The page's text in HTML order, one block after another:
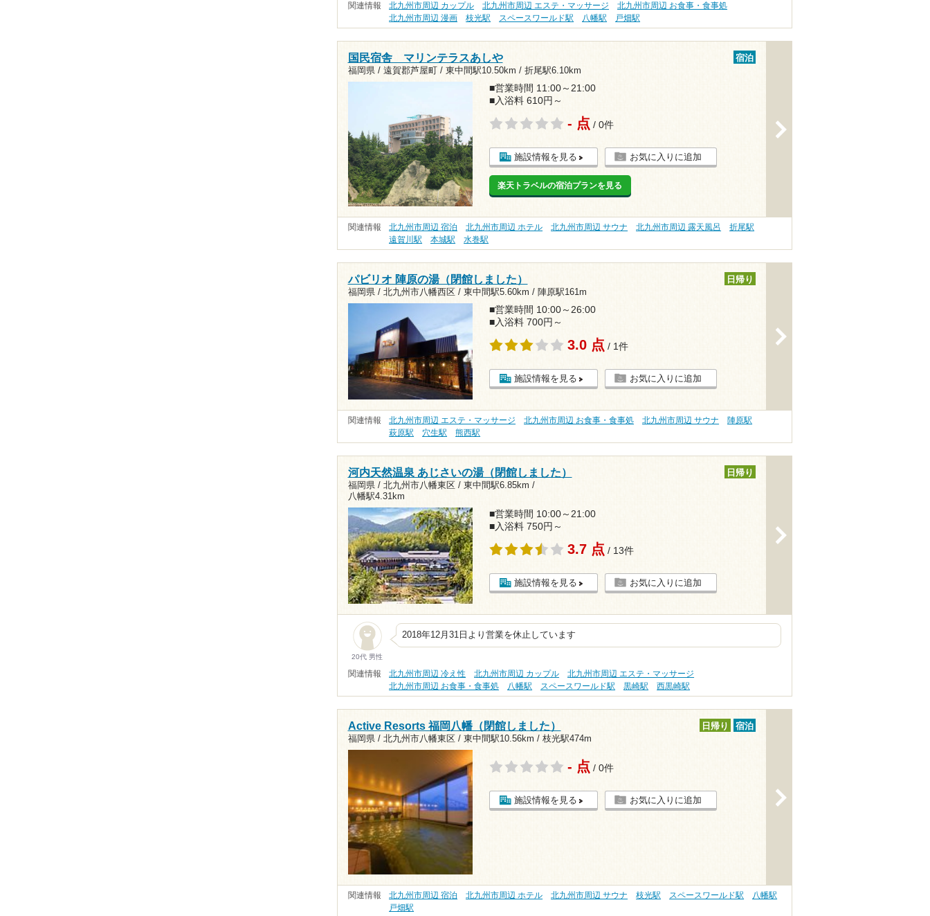
関連情報 北九州市周辺 カップル 北九州市周辺 エステ・マッサージ
北九州市周辺 お食事・食事処
北九州市周辺 漫画
枝光駅 スペースワールド駅 八幡駅 戸畑駅
国民宿舎 マリンテラスあしや
福岡県 / 遠賀郡芦屋町 / 東中間駅10.50km / 折尾駅6.10km
宿泊
■営業時間 11:00～21:00
■入浴料 610円～
- 点 / 0件
施設情報を見る お気に入りに追加
楽天トラベルの宿泊プランを見る
関連情報 北九州市周辺 宿泊 北九州市周辺 ホテル 北九州市周辺 サウナ 北九州市周辺 露天風呂
折尾駅
遠賀川駅
本城駅 水巻駅
パビリオ 陣原の湯（閉館しました）
福岡県 / 北九州市八幡西区 / 東中間駅5.60km / 陣原駅161m
日帰り
■営業時間 10:00～26:00
■入浴料 700円～
3.0 点 / 1件
施設情報を見る お気に入りに追加
関連情報 北九州市周辺 エステ・マッサージ 北九州市周辺 お食事・食事処 北九州市周辺 サウナ
陣原駅
萩原駅
穴生駅 熊西駅
河内天然温泉 あじさいの湯（閉館しました）
福岡県 / 北九州市八幡東区 / 東中間駅6.85km /
八幡駅4.31km
日帰り
■営業時間 10:00～21:00
■入浴料 750円～
3.7 点 / 13件
施設情報を見る お気に入りに追加
20代 男性
2018年12月31日より営業を休止しています
関連情報 北九州市周辺 冷え性 北九州市周辺 カップル
北九州市周辺 エステ・マッサージ
北九州市周辺 お食事・食事処
八幡駅 スペースワールド駅 黒崎駅 西黒崎駅
Active Resorts 福岡八幡（閉館しました）
福岡県 / 北九州市八幡東区 / 東中間駅10.56km / 枝光駅474m
日帰り 宿泊
- 点 / 0件
施設情報を見る お気に入りに追加
関連情報 北九州市周辺 宿泊 北九州市周辺 ホテル 北九州市周辺 サウナ 枝光駅 スペースワールド駅
八幡駅
戸畑駅